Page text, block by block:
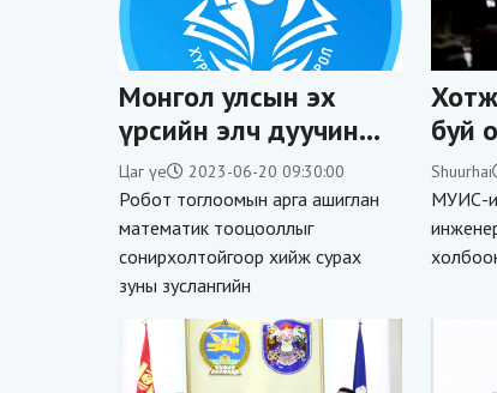
Монгол улсын эх
үрсийн элч дуучин
Ноён Бондгор гэргий
Б.Золзаяагийн хамт
Summer math + Scout
camp үйл
ажиллагаатай
танилцлаа
Цаг үе 2023-06-20 09:30:00
Робот тоглоомын арга ашиглан
математик тооцооллыг
сонирхолтойгоор хийж сурах
зуны зуслангийн
буй
Shuurhai
МУИС-